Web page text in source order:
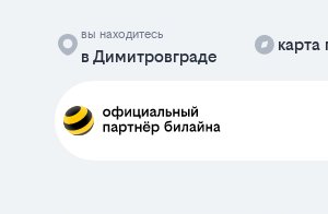
вы находитесь
в Димитровграде
карта